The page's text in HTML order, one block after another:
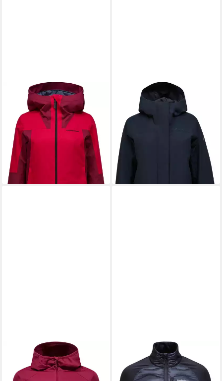
PEAK PERFORMANCE
Anorak PEAK
PERFORMANCE Damen
Isolationsjacke Rider Tech
Insulated
388,50 €
-14%
lieferbar - in 2-3 Werktagen bei dir
PEAK PERFORMANCE
Funktionsjacke Peak
Performance Damen Treeline
Insulated Parka
400,00 €
lieferbar - in 2-3 Werktagen bei dir
PEAK PERFORMANCE
Kapuzensweatjacke Peak
Performance Damen Light Zip
PEAK PERFORMANCE
Funktionsjacke Peak
Performance Damen Helium